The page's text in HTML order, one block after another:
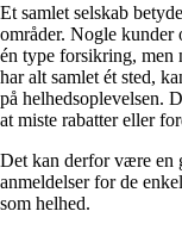
Et samlet selskab
områder. Nogle kunder
én type forsikring, men
har alt samlet ét sted,
på helhedsoplevelsen.
at miste rabatter eller
Det kan derfor være en
anmeldelser for de
som helhed.